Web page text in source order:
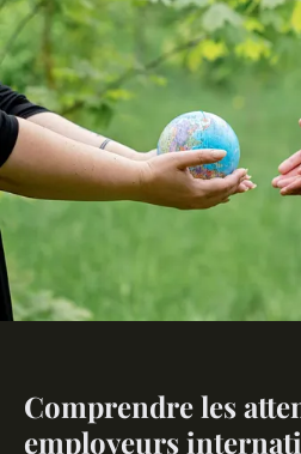
Comprendre les
employeurs